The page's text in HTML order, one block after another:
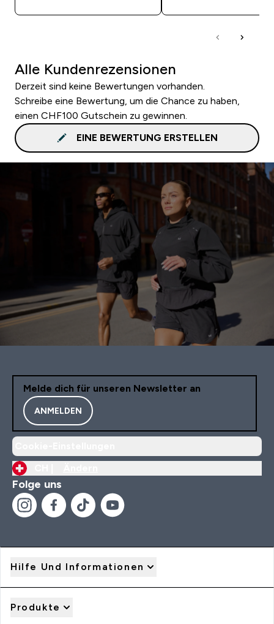
Alle Kundenrezensionen
Derzeit sind keine Bewertungen vorhanden.
Schreibe eine Bewertung, um die Chance zu haben,
einen CHF100 Gutschein zu gewinnen.
EINE BEWERTUNG ERSTELLEN
Melde dich für unseren Newsletter an
ANMELDEN
Folge uns
Hilfe Und Informationen
Produkte